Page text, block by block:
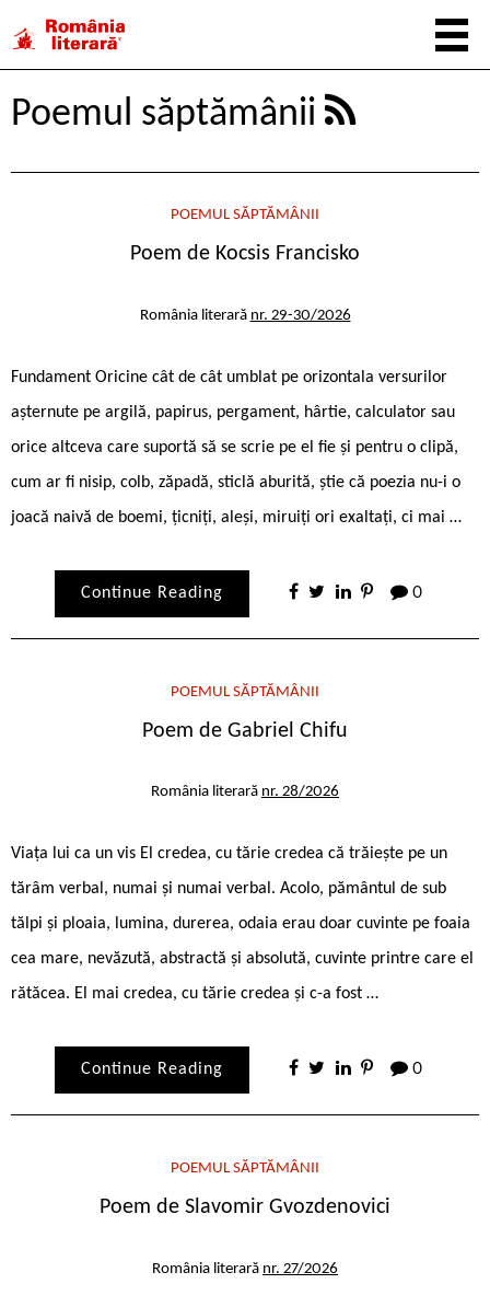
Poemul săptămânii
POEMUL SĂPTĂMÂNII
Poem de Kocsis Francisko
România literară nr. 29-30/2026
Fundament Oricine cât de cât umblat pe orizontala versurilor
așternute pe argilă, papirus, pergament, hârtie, calculator sau
orice altceva care suportă să se scrie pe el fie și pentru o clipă,
cum ar fi nisip, colb, zăpadă, sticlă aburită, știe că poezia nu-i o
joacă naivă de boemi, țicniți, aleși, miruiți ori exaltați, ci mai …
Continue Reading 0
POEMUL SĂPTĂMÂNII
Poem de Gabriel Chifu
România literară nr. 28/2026
Viața lui ca un vis El credea, cu tărie credea că trăiește pe un
tărâm verbal, numai și numai verbal. Acolo, pământul de sub
tălpi și ploaia, lumina, durerea, odaia erau doar cuvinte pe foaia
cea mare, nevăzută, abstractă și absolută, cuvinte printre care el
rătăcea. El mai credea, cu tărie credea și c-a fost …
Continue Reading 0
POEMUL SĂPTĂMÂNII
Poem de Slavomir Gvozdenovici
România literară nr. 27/2026